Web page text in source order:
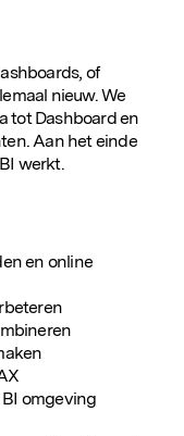
of
nieuw. We
tot Dashboard en
Aan het einde
werkt.
en online
omgeving